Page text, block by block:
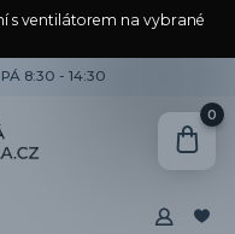
s ventilátorem na vybrané
8:30 - 14:30
0